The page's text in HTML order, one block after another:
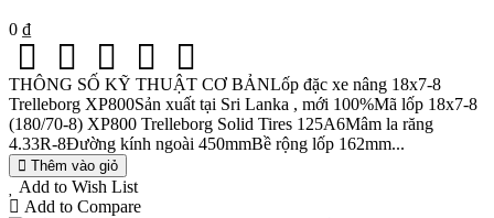
0 ₫
THÔNG SỐ KỸ THUẬT CƠ BẢNLốp đặc xe nâng 18x7-8
Trelleborg XP800Sản xuất tại Sri Lanka , mới 100%Mã lốp 18x7-8
(180/70-8) XP800 Trelleborg Solid Tires 125A6Mâm la răng
4.33R-8Đường kính ngoài 450mmBề rộng lốp 162mm...
Thêm vào giỏ
Add to Wish List
Add to Compare